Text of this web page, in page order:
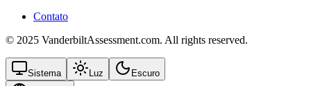
Contato
© 2025 VanderbiltAssessment.com. All rights reserved.
Sistema Luz Escuro